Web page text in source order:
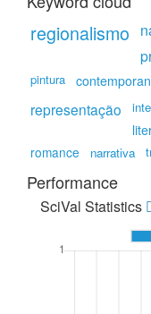
regionalismo
pintura
representação
romance
narrativa
Performance
SciVal Statistics